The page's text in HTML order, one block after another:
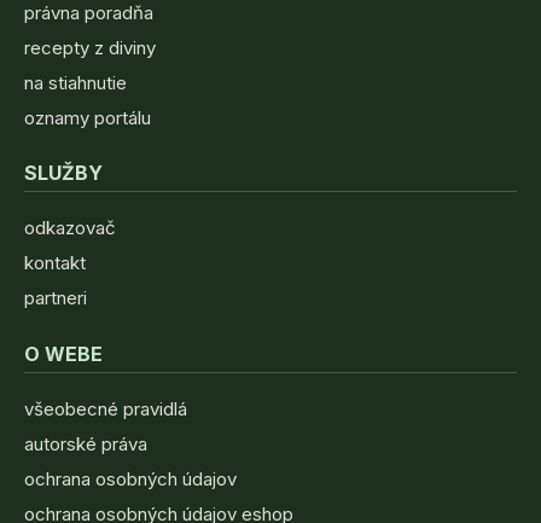
právna poradňa
recepty z diviny
na stiahnutie
oznamy portálu
SLUŽBY
odkazovač
kontakt
partneri
O WEBE
všeobecné pravidlá
autorské práva
ochrana osobných údajov
ochrana osobných údajov eshop